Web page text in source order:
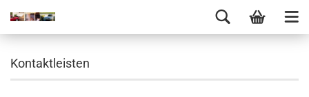
Kontaktleisten